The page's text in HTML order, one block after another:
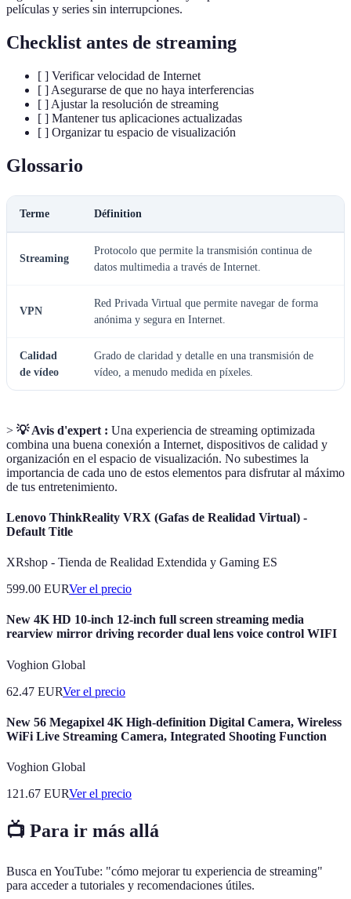
películas y series sin interrupciones.
Checklist antes de streaming
[ ] Verificar velocidad de Internet
[ ] Asegurarse de que no haya interferencias
[ ] Ajustar la resolución de streaming
[ ] Mantener tus aplicaciones actualizadas
[ ] Organizar tu espacio de visualización
Glossario
Terme Définition
Streaming
Protocolo que permite la transmisión continua de
datos multimedia a través de Internet.
VPN
Red Privada Virtual que permite navegar de forma
anónima y segura en Internet.
Calidad
de vídeo
Grado de claridad y detalle en una transmisión de
vídeo, a menudo medida en píxeles.
> 💡 Avis d'expert : Una experiencia de streaming optimizada
combina una buena conexión a Internet, dispositivos de calidad y
organización en el espacio de visualización. No subestimes la
importancia de cada uno de estos elementos para disfrutar al máximo
de tus entretenimiento.
Lenovo ThinkReality VRX (Gafas de Realidad Virtual) -
Default Title
XRshop - Tienda de Realidad Extendida y Gaming ES
599.00 EURVer el precio
New 4K HD 10-inch 12-inch full screen streaming media
rearview mirror driving recorder dual lens voice control WIFI
Voghion Global
62.47 EURVer el precio
New 56 Megapixel 4K High-definition Digital Camera, Wireless
WiFi Live Streaming Camera, Integrated Shooting Function
Voghion Global
121.67 EURVer el precio
📺 Para ir más allá
Busca en YouTube: "cómo mejorar tu experiencia de streaming"
para acceder a tutoriales y recomendaciones útiles.